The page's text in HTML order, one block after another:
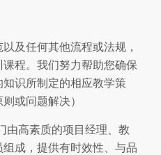
及任何其他流程或法规，
程。我们努力帮助您确保
识所制定的相应教学策
或问题解决）
高素质的项目经理、教
成，提供有时效性、与品